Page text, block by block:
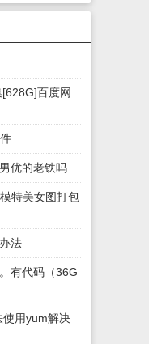
百度网
优的老铁吗
特美女图打包
法
有代码（36G
用yum解决